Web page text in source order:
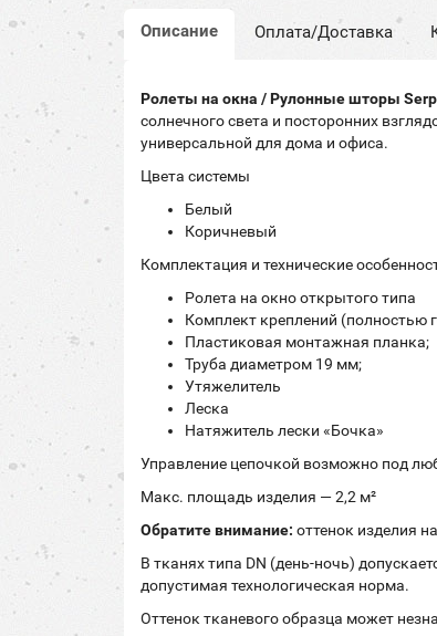
Описание Оплата/Доставка
Ролеты на окна / Рулонные шторы
солнечного света и посторонних
универсальной для дома и офиса.
Цвета системы
Белый
Коричневый
Комплектация и технические
Ролета на окно открытого типа
Комплект креплений (полностью
Пластиковая монтажная планка;
Труба диаметром 19 мм;
Утяжелитель
Леска
Натяжитель лески «Бочка»
Управление цепочкой возможно под
Макс. площадь изделия — 2,2 м²
Обратите внимание: оттенок изделия
В тканях типа DN (день-ночь)
допустимая технологическая норма.
Оттенок тканевого образца может